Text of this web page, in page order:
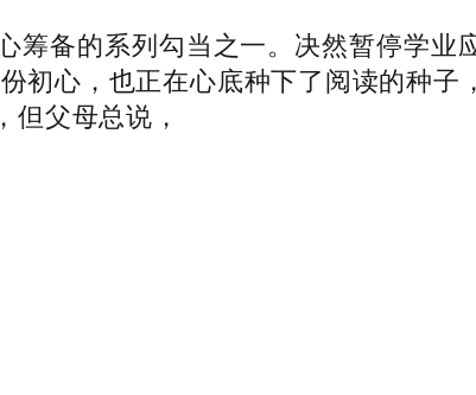
备的系列勾当之一。决然暂停学业
初心，也正在心底种下了阅读的种子
父母总说，